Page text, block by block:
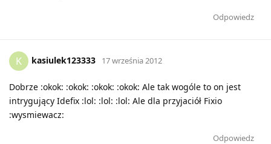
Odpowiedz
K kasiulek123333 17 września 2012
Dobrze :okok: :okok: :okok: :okok: Ale tak wogóle to on jest
intrygujący Idefix :lol: :lol: :lol: Ale dla przyjaciół Fixio
:wysmiewacz:
Odpowiedz